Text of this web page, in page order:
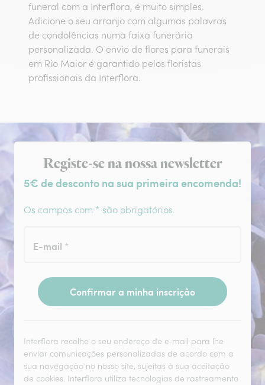
funeral com a Interflora, é muito simples.
Adicione o seu arranjo com algumas palavras
de condolências numa faixa funerária
personalizada. O envio de flores para funerais
em Rio Maior é garantido pelos floristas
profissionais da Interflora.
Subscrição da newsletter
Registe-se na nossa newsletter
5€ de desconto na sua primeira encomenda!
Os campos com * são obrigatórios.
E-mail *
Confirmar a minha inscrição
Interflora recolhe o seu endereço de e‑mail para lhe
enviar comunicações personalizadas de acordo com a
sua navegação no nosso site, sujeitas à sua aceitação
de cookies. Interflora utiliza tecnologias de rastreamento